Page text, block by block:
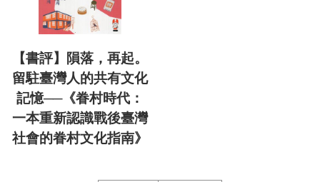
【書評】隕落，再起。
留駐臺灣人的共有文化
記憶──《眷村時代：
一本重新認識戰後臺灣
社會的眷村文化指南》